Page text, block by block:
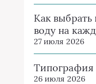
Как выбрать
воду на
27 июля 2026
Типография
26 июля 2026